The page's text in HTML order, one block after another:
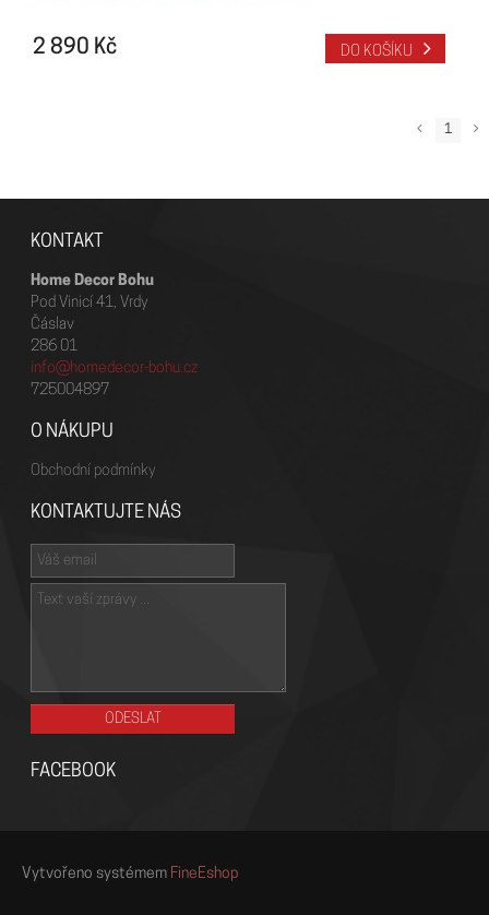
2 890 Kč DO KOŠÍKU
1
KONTAKT
Home Decor Bohu
Pod Vinicí 41, Vrdy
Čáslav
286 01
info@homedecor-bohu.cz
725004897
O NÁKUPU
Obchodní podmínky
KONTAKTUJTE NÁS
FACEBOOK
Vytvořeno systémem FineEshop